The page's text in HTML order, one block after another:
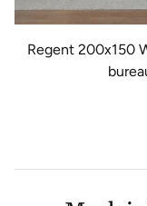
Regent 200x150